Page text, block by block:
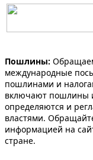
Пошлины:
международные
пошлинами и
включают пошлины
определяются и
властями.
информацией на
стране.